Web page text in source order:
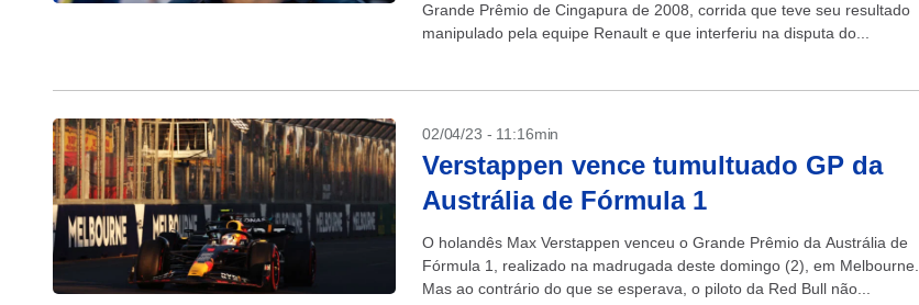
Grande Prêmio de Cingapura de 2008, corrida que teve seu resultado
manipulado pela equipe Renault e que interferiu na disputa do...
02/04/23 - 11:16min
Verstappen vence tumultuado GP da
Austrália de Fórmula 1
O holandês Max Verstappen venceu o Grande Prêmio da Austrália de
Fórmula 1, realizado na madrugada deste domingo (2), em Melbourne.
Mas ao contrário do que se esperava, o piloto da Red Bull não...